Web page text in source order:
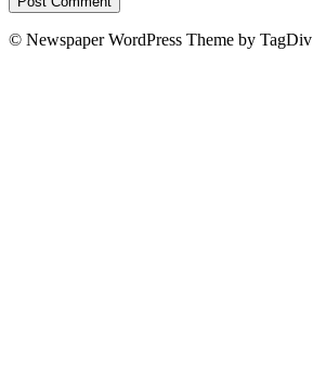
© Newspaper WordPress Theme by TagDiv